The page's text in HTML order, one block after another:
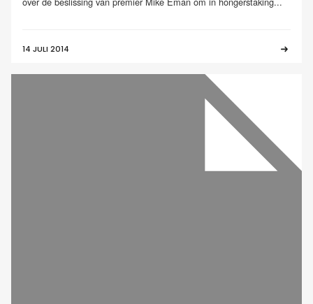
14 JULI 2014